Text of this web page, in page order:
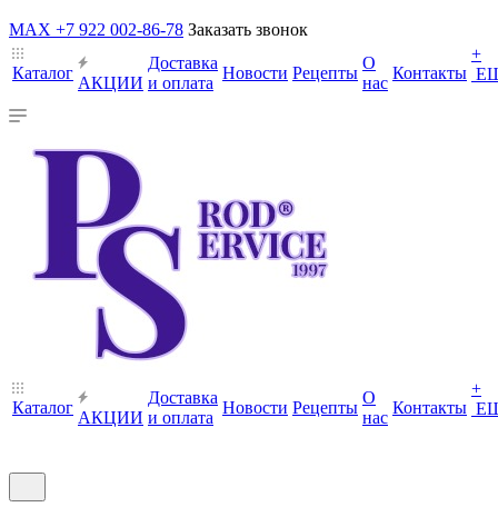
MAX +7 922 002-86-78 Заказать звонок
Каталог
АКЦИИ
Доставка
и оплата
Новости Рецепты
О
нас
Контакты
+
Каталог
АКЦИИ
Доставка
и оплата
Новости Рецепты
О
нас
Контакты
+